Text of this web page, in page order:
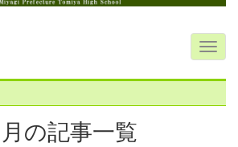
の記事一覧